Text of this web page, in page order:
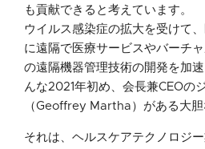
も貢献できると考えています
ウイルス感染症の拡大を受けて
に遠隔で医療サービスやバーチ
の遠隔機器管理技術の開発を加
んな2021年初め、会長兼CEOの
（Geoffrey Martha）がある大胆
それは、ヘルスケアテクノロジ